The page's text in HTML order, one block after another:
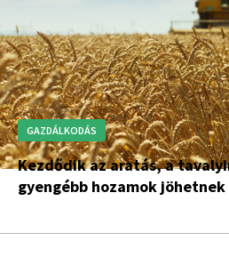
GAZDÁLKODÁS
Kezdődik az aratás, a
gyengébb hozamok jöhetnek